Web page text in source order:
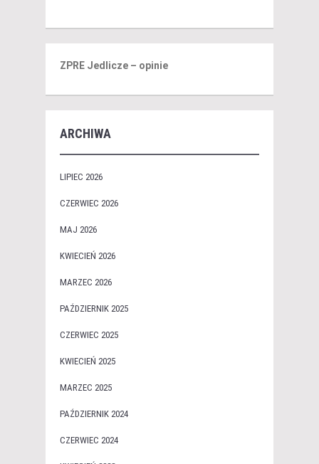
ZPRE Jedlicze – opinie
ARCHIWA
LIPIEC 2026
CZERWIEC 2026
MAJ 2026
KWIECIEŃ 2026
MARZEC 2026
PAŹDZIERNIK 2025
CZERWIEC 2025
KWIECIEŃ 2025
MARZEC 2025
PAŹDZIERNIK 2024
CZERWIEC 2024